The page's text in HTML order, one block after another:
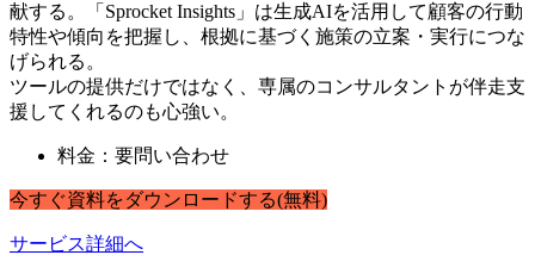
献する。「Sprocket Insights」は生成AIを活用して顧客の行動
特性や傾向を把握し、根拠に基づく施策の立案・実行につな
げられる。
ツールの提供だけではなく、専属のコンサルタントが伴走支
援してくれるのも心強い。
料金：要問い合わせ
今すぐ資料をダウンロードする(無料)
サービス詳細へ